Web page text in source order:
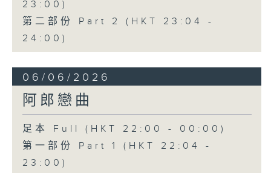
23:00)
第二部份 Part 2 (HKT 23:04 -
24:00)
06/06/2026
阿郎戀曲
足本 Full (HKT 22:00 - 00:00)
第一部份 Part 1 (HKT 22:04 -
23:00)